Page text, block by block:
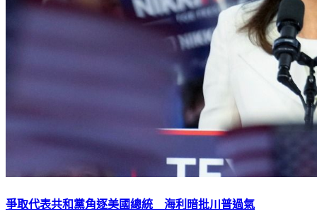
爭取代表共和黨角逐美國總統 海利暗批川普過氣